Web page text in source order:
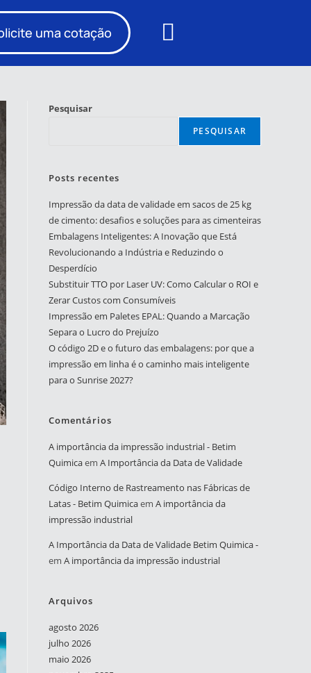
uma cotação
Pesquisar
PESQUISAR
Posts recentes
Impressão da data de validade em sacos de 25 kg
de cimento: desafios e soluções para as cimenteiras
Embalagens Inteligentes: A Inovação que Está
Revolucionando a Indústria e Reduzindo o
Desperdício
Substituir TTO por Laser UV: Como Calcular o ROI e
Zerar Custos com Consumíveis
Impressão em Paletes EPAL: Quando a Marcação
Separa o Lucro do Prejuízo
O código 2D e o futuro das embalagens: por que a
impressão em linha é o caminho mais inteligente
para o Sunrise 2027?
Comentários
A importância da impressão industrial - Betim
Quimicaem A Importância da Data de Validade
Código Interno de Rastreamento nas Fábricas de
Latas - Betim Quimicaem A importância da
impressão industrial
A Importância da Data de Validade Betim Quimica -
em A importância da impressão industrial
Arquivos
agosto 2026
julho 2026
maio 2026